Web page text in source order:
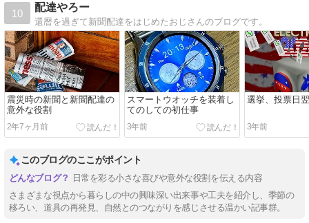
10
配達やろー
還暦を過ぎて新聞配達をはじめたおじさんのブログです。
震災時の新聞と新聞配達の
意外な役割
2年7ヶ月前
スマートウオッチを装着し
てのしての初仕事
3年前
選挙、投票日
3年前
このブログのここがポイント
日常を彩る小さな喜びや意外な役割を伝える内容
さまざまな視点から暮らしの中の興味深い出来事や工夫を紹介し、季節の
移ろい、道具の再発見、自然とのつながりを感じさせる温かい記事群。